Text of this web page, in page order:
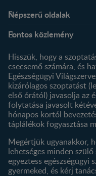
Népszerű oldalak
Kapcsolat
Történetünk
Termékeink
Termék kereső
Fontos közlemény
Hisszük, hogy a
csecsemő számára, és
Egészségügyi
kizárólagos szoptatást
első órától) javasolja az
folytatása javasolt
hónapos kortól
táplálékok fogyasztása
Megértjük ugyanakkor,
lehetséges minden
egyeztess egészségügyi
gyermeked, és kérj